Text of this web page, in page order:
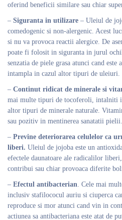
oferind beneficii similare sau chiar
– Siguranta in utilizare – Uleiul de
comedogenic si non-alergenic. Acest
si nu va provoca reactii alergice. De
poate fi folosit in siguranta in jurul
senzatia de piele grasa atunci cand este
intampla in cazul altor tipuri de uleiuri.
– Continut ridicat de minerale si
mai multe tipuri de tocoferoli, intalniti
altor tipuri de minerale naturale.
sau pozitiv in mentinerea sanatatii pielii.
– Previne deteriorarea celulelor ca
liberi. Uleiul de jojoba este un
efectele daunatoare ale radicalilor
contribui sau chiar provoaca diferite
– Efectul antibacterian . Cele mai
inclusiv stafilococul auriu si ciuperca
reproduce si mor atunci cand vin in
actiunea sa antibacteriana este atat de